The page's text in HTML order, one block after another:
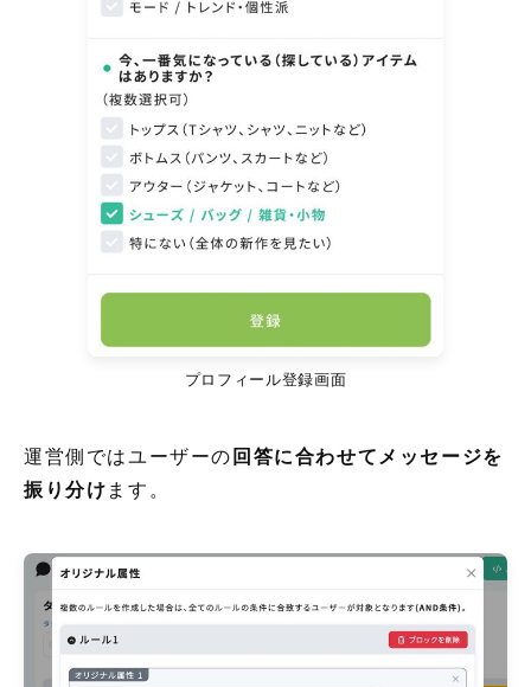
プロフィール登録画面
運営側ではユーザーの 回答に合わせてメッセージを
振り分け ます。